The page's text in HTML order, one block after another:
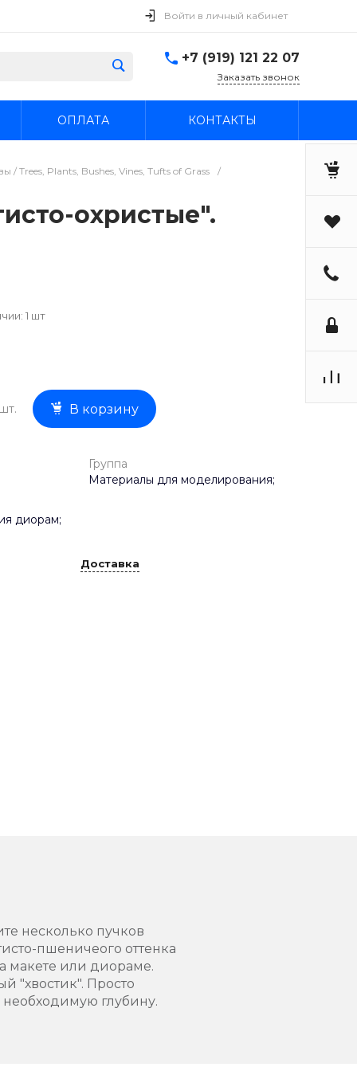
Войти в личный кабинет
+7 (919) 121 22 07
Заказать звонок
ОПЛАТА КОНТАКТЫ
Trees, Plants, Bushes, Vines, Tufts of Grass
/
охристые".
1 шт
шт. В корзину
Группа
Материалы для моделирования;
диорам;
Доставка
несколько пучков
пшеничеого оттенка
макете или диораме.
"хвостик". Просто
глубину.